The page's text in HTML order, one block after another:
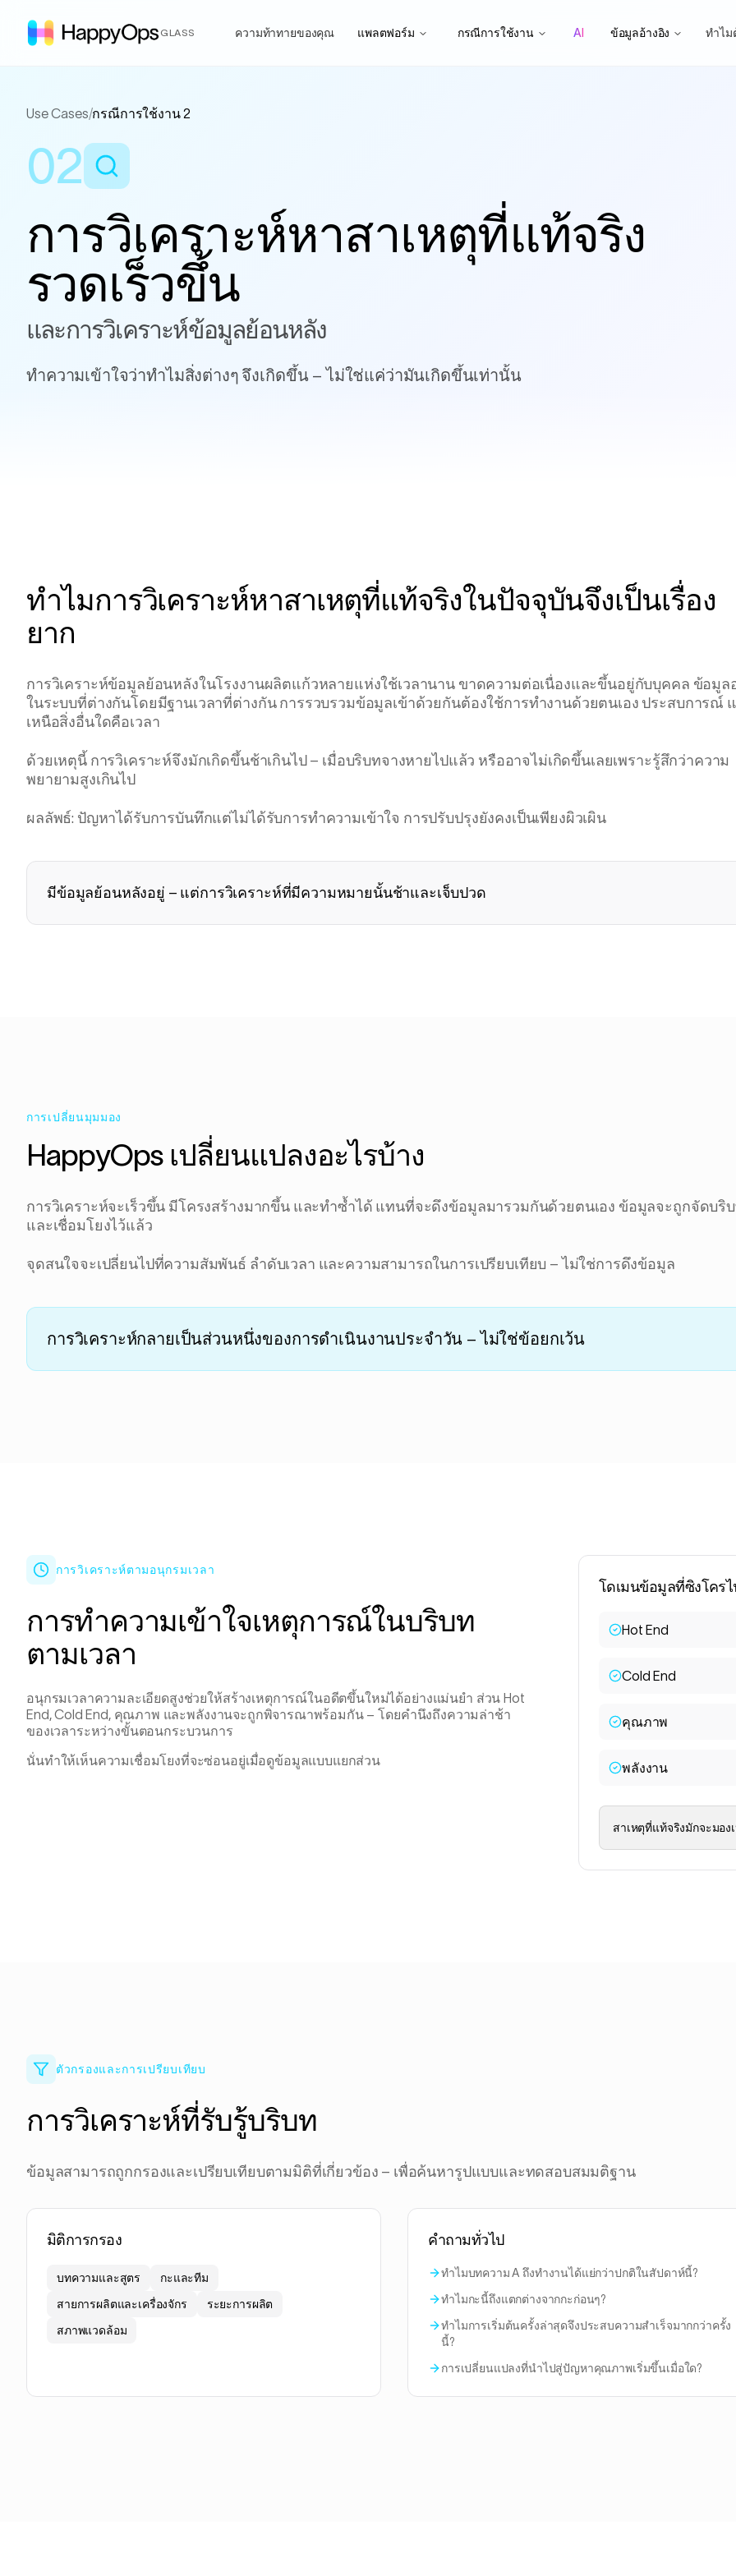
GLASS ความท้าทายของคุณ แพลตฟอร์ม กรณีการใช้งาน AI ข้อมูลอ้างอิง ทำไม
Use Cases/กรณีการใช้งาน 2
02
การวิเคราะห์หาสาเหตุที่แท้จริง
รวดเร็วขึ้น
และการวิเคราะห์ข้อมูลย้อนหลัง
ทำความเข้าใจว่าทำไมสิ่งต่างๆ จึงเกิดขึ้น – ไม่ใช่แค่ว่ามันเกิดขึ้นเท่านั้น
−47 นาทีGob weight drift
−1 ชม. 22 นาทีเปลี่ยนงาน
น้ำหนักกอบ
ทำไมการวิเคราะห์หาสาเหตุที่แท้จริงในปัจจุบันจึงเป็นเรื่อง
ยาก
การวิเคราะห์ข้อมูลย้อนหลังในโรงงานผลิตแก้วหลายแห่งใช้เวลานาน ขาดความต่อเนื่องและขึ้นอยู่กับบุคคล ข้อมูล
ในระบบที่ต่างกันโดยมีฐานเวลาที่ต่างกัน การรวบรวมข้อมูลเข้าด้วยกันต้องใช้การทำงานด้วยตนเอง ประสบการณ์
เหนือสิ่งอื่นใดคือเวลา
ด้วยเหตุนี้ การวิเคราะห์จึงมักเกิดขึ้นช้าเกินไป – เมื่อบริบทจางหายไปแล้ว หรืออาจไม่เกิดขึ้นเลยเพราะรู้สึกว่าความ
พยายามสูงเกินไป
ผลลัพธ์: ปัญหาได้รับการบันทึกแต่ไม่ได้รับการทำความเข้าใจ การปรับปรุงยังคงเป็นเพียงผิวเผิน
มีข้อมูลย้อนหลังอยู่ – แต่การวิเคราะห์ที่มีความหมายนั้นช้าและเจ็บปวด
การเปลี่ยนมุมมอง
HappyOps เปลี่ยนแปลงอะไรบ้าง
การวิเคราะห์จะเร็วขึ้น มีโครงสร้างมากขึ้น และทำซ้ำได้ แทนที่จะดึงข้อมูลมารวมกันด้วยตนเอง ข้อมูลจะถูกจัดบริ
และเชื่อมโยงไว้แล้ว
จุดสนใจจะเปลี่ยนไปที่ความสัมพันธ์ ลำดับเวลา และความสามารถในการเปรียบเทียบ – ไม่ใช่การดึงข้อมูล
การวิเคราะห์กลายเป็นส่วนหนึ่งของการดำเนินงานประจำวัน – ไม่ใช่ข้อยกเว้น
การวิเคราะห์ตามอนุกรมเวลา
การทำความเข้าใจเหตุการณ์ในบริบท
ตามเวลา
อนุกรมเวลาความละเอียดสูงช่วยให้สร้างเหตุการณ์ในอดีตขึ้นใหม่ได้อย่างแม่นยำ ส่วน Hot
End, Cold End, คุณภาพ และพลังงานจะถูกพิจารณาพร้อมกัน – โดยคำนึงถึงความล่าช้า
ของเวลาระหว่างขั้นตอนกระบวนการ
นั่นทำให้เห็นความเชื่อมโยงที่จะซ่อนอยู่เมื่อดูข้อมูลแบบแยกส่วน
โดเมนข้อมูลที่ซิงโคร
Hot End
Cold End
คุณภาพ
พลังงาน
สาเหตุที่แท้จริงมักจะมอ
ตัวกรองและการเปรียบเทียบ
การวิเคราะห์ที่รับรู้บริบท
ข้อมูลสามารถถูกกรองและเปรียบเทียบตามมิติที่เกี่ยวข้อง – เพื่อค้นหารูปแบบและทดสอบสมมติฐาน
มิติการกรอง
บทความและสูตร
กะและทีม
สายการผลิตและเครื่องจักร
ระยะการผลิต
สภาพแวดล้อม
คำถามทั่วไป
ทำไมบทความ A ถึงทำงานได้แย่กว่าปกติในสัปดาห์นี้?
ทำไมกะนี้ถึงแตกต่างจากกะก่อนๆ?
ทำไมการเริ่มต้นครั้งล่าสุดจึงประสบความสำเร็จมากกว่าครั้ง
นี้?
การเปลี่ยนแปลงที่นำไปสู่ปัญหาคุณภาพเริ่มขึ้นเมื่อใด?